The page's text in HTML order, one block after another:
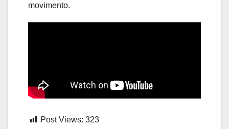
movimento.
Post Views: 323